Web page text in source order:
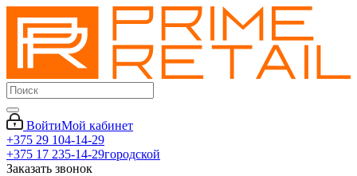
ВойтиМой кабинет
+375 29 104-14-29
+375 17 235-14-29городской
Заказать звонок